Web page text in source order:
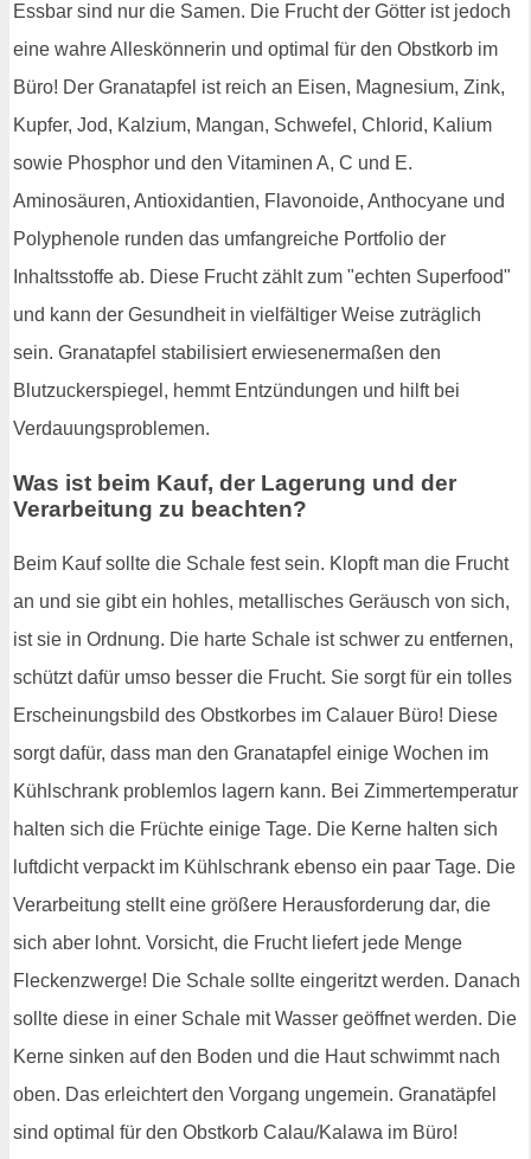
Essbar sind nur die Samen. Die Frucht der Götter ist jedoch
eine wahre Alleskönnerin und optimal für den Obstkorb im
Büro! Der Granatapfel ist reich an Eisen, Magnesium, Zink,
Kupfer, Jod, Kalzium, Mangan, Schwefel, Chlorid, Kalium
sowie Phosphor und den Vitaminen A, C und E.
Aminosäuren, Antioxidantien, Flavonoide, Anthocyane und
Polyphenole runden das umfangreiche Portfolio der
Inhaltsstoffe ab. Diese Frucht zählt zum "echten Superfood"
und kann der Gesundheit in vielfältiger Weise zuträglich
sein. Granatapfel stabilisiert erwiesenermaßen den
Blutzuckerspiegel, hemmt Entzündungen und hilft bei
Verdauungsproblemen.
Was ist beim Kauf, der Lagerung und der
Verarbeitung zu beachten?
Beim Kauf sollte die Schale fest sein. Klopft man die Frucht
an und sie gibt ein hohles, metallisches Geräusch von sich,
ist sie in Ordnung. Die harte Schale ist schwer zu entfernen,
schützt dafür umso besser die Frucht. Sie sorgt für ein tolles
Erscheinungsbild des Obstkorbes im Calauer Büro! Diese
sorgt dafür, dass man den Granatapfel einige Wochen im
Kühlschrank problemlos lagern kann. Bei Zimmertemperatur
halten sich die Früchte einige Tage. Die Kerne halten sich
luftdicht verpackt im Kühlschrank ebenso ein paar Tage. Die
Verarbeitung stellt eine größere Herausforderung dar, die
sich aber lohnt. Vorsicht, die Frucht liefert jede Menge
Fleckenzwerge! Die Schale sollte eingeritzt werden. Danach
sollte diese in einer Schale mit Wasser geöffnet werden. Die
Kerne sinken auf den Boden und die Haut schwimmt nach
oben. Das erleichtert den Vorgang ungemein. Granatäpfel
sind optimal für den Obstkorb Calau/Kalawa im Büro!